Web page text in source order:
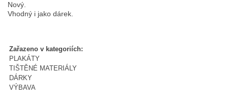
Nový.
Vhodný i jako dárek.
Zařazeno v kategoriích:
PLAKÁTY
TIŠTĚNÉ MATERIÁLY
DÁRKY
VÝBAVA